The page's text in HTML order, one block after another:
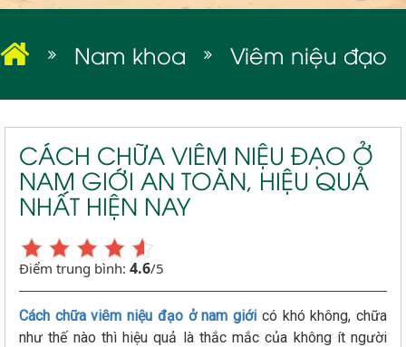
Nam khoa Viêm niệu đạo
CÁCH CHỮA VIÊM NIỆU ĐẠO Ở
NAM GIỚI AN TOÀN, HIỆU QUẢ
NHẤT HIỆN NAY
Điểm trung bình: 4.6/5
Cách chữa viêm niệu đạo ở nam giới có khó không, chữa
như thế nào thì hiệu quả là thắc mắc của không ít người